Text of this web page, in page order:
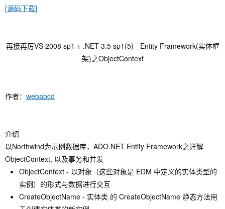
[源码下载]
再接再厉VS 2008 sp1 + .NET 3.5 sp1(5) - Entity Framework(实体框
架)之ObjectContext
作者： webabcd
介绍
以Northwind为示例数据库，ADO.NET Entity Framework之详解
ObjectContext, 以及事务和并发
ObjectContext - 以对象（这些对象是 EDM 中定义的实体类型的
实例）的形式与数据进行交互
CreateObjectName - 实体类 的 CreateObjectName 静态方法用